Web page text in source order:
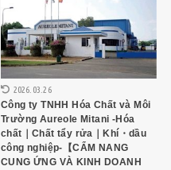
2026.03.26
Công ty TNHH Hóa Chất và Môi
Trường Aureole Mitani -Hóa
chất｜Chất tẩy rửa｜Khí・dầu
công nghiệp-【CẨM NANG
CUNG ỨNG VÀ KINH DOANH